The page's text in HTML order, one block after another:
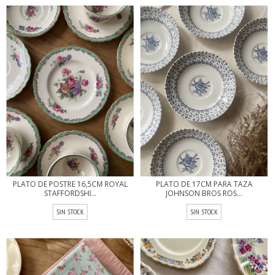
PLATO DE POSTRE 16,5CM ROYAL
STAFFORDSHI...
SIN STOCK
PLATO DE 17CM PARA TAZA
JOHNSON BROS ROS...
SIN STOCK